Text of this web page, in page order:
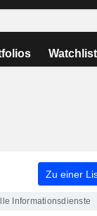
Zu einer
Informationsdienste